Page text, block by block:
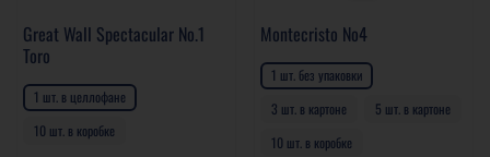
Great Wall Spectacular No.1
Toro
1 шт. в целлофане
10 шт. в коробке
Montecristo No4
1 шт. без упаковки
3 шт. в картоне
5 шт. в картоне
10 шт. в коробке